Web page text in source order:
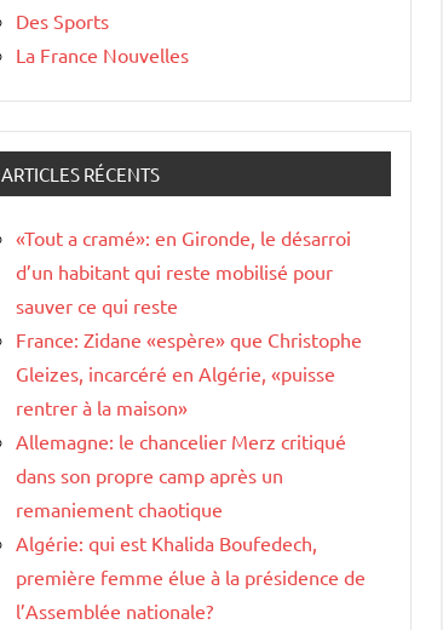
Des Sports
La France Nouvelles
ARTICLES RÉCENTS
«Tout a cramé»: en Gironde, le désarroi
d’un habitant qui reste mobilisé pour
sauver ce qui reste
France: Zidane «espère» que Christophe
Gleizes, incarcéré en Algérie, «puisse
rentrer à la maison»
Allemagne: le chancelier Merz critiqué
dans son propre camp après un
remaniement chaotique
Algérie: qui est Khalida Boufedech,
première femme élue à la présidence de
l’Assemblée nationale?